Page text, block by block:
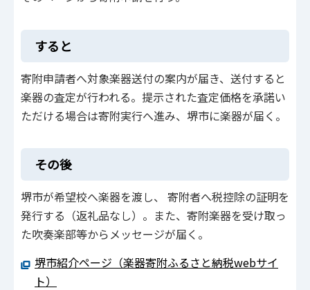
すると
寄附申請者へ対象楽器送付の案内が届き、送付すると
楽器の査定が行われる。提示された査定価格を承諾い
ただける場合は寄附実行へ進み、堺市に楽器が届く。
その後
堺市が希望校へ楽器を渡し、 寄附者へ税控除の証明を
発行する（返礼品なし）。また、寄附楽器を受け取っ
た吹奏楽部等からメッセージが届く。
堺市紹介ページ（楽器寄附ふるさと納税webサイ
ト）